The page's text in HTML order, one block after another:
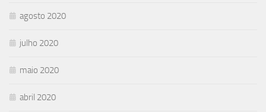
agosto 2020
julho 2020
maio 2020
abril 2020